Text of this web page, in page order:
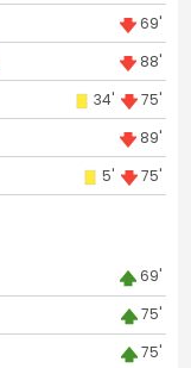
69'
88'
34' 75'
89'
5' 75'
69'
75'
75'